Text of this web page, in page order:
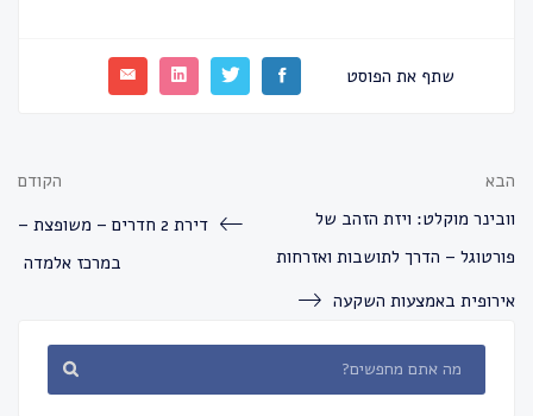
שתף את הפוסט
הקודם
דירת 2 חדרים – משופצת –
במרכז אלמדה
הבא
וובינר מוקלט: ויזת הזהב של
פורטוגל – הדרך לתושבות ואזרחות
אירופית באמצעות השקעה